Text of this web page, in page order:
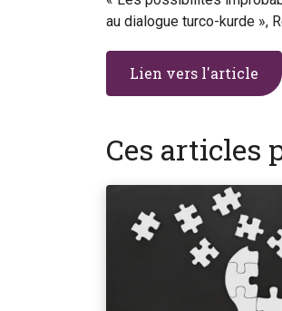
au dialogue turco-kurde »,
Lien vers l'article
Ces articles